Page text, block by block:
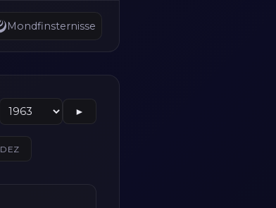
Mondfinsternisse
►
DEZ